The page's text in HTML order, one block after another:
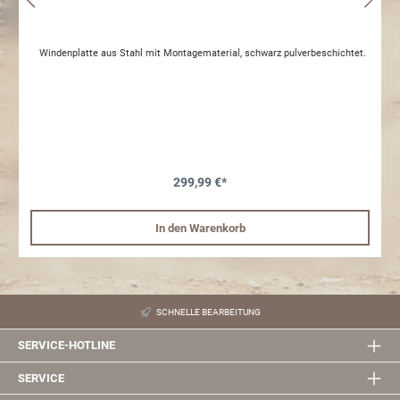
Windenplatte aus Stahl mit Montagematerial, schwarz pulverbeschichtet.
299,99 €*
In den Warenkorb
SCHNELLE BEARBEITUNG
SERVICE-HOTLINE
SERVICE